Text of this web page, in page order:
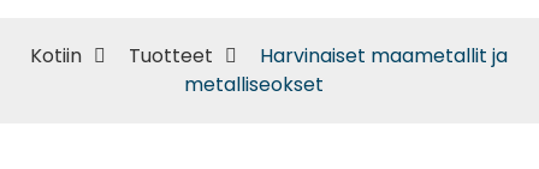
Kotiin Tuotteet
Harvinaiset maametallit ja
metalliseokset